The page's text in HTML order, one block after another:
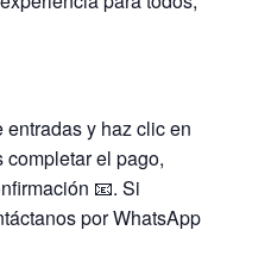
y haz clic en
completar el pago,
📧. Si
por WhatsApp